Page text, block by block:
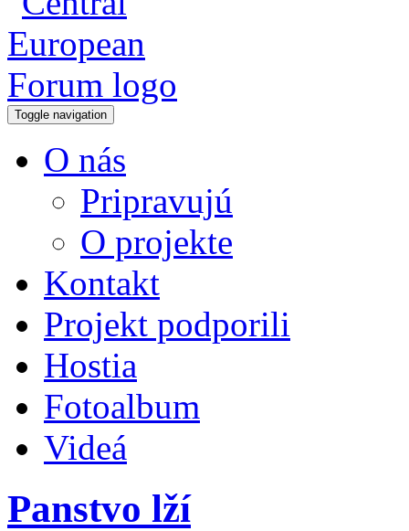
Toggle navigation
O nás
Pripravujú
O projekte
Kontakt
Projekt podporili
Hostia
Fotoalbum
Videá
Panstvo lží